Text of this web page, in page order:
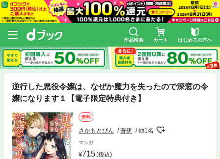
作品検索 カート はじめての方へ
逆行した悪役令嬢は、なぜか魔力を失ったので深窓の令
嬢になります１【電子限定特典付き】
無料
さかもとびん 蒼伊 他1名
マンガ
715(税込)